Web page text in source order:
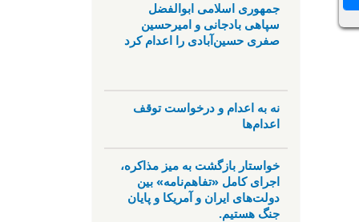
جمهوری اسلامی ابوالفضل
سپاهی بادجانی و امیرحسین
صفری حسین‌آبادی را اعدام کرد
نه به اعدام و درخواست توقف
اعدام‌ها
خواستار بازگشت به میز مذاکره،
اجرای کامل «تفاهم‌نامه» بین
دولت‌های ایران و آمریکا و پایان
جنگ هستیم.